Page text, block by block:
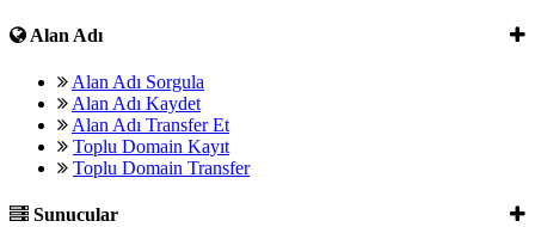
Alan Adı
Alan Adı Sorgula
Alan Adı Kaydet
Alan Adı Transfer Et
Toplu Domain Kayıt
Toplu Domain Transfer
Sunucular